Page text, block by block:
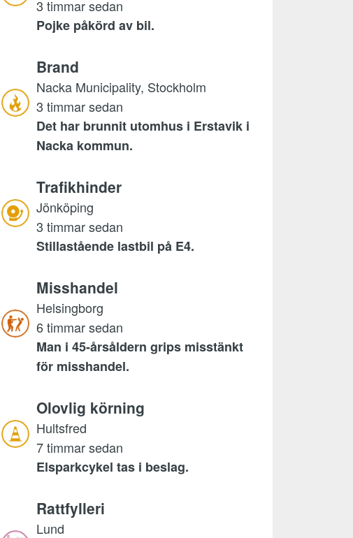
3 timmar sedan
Pojke påkörd av bil.
Brand
Nacka Municipality, Stockholm
3 timmar sedan
Det har brunnit utomhus i Erstavik i
Nacka kommun.
Trafikhinder
Jönköping
3 timmar sedan
Stillastående lastbil på E4.
Misshandel
Helsingborg
6 timmar sedan
Man i 45-årsåldern grips misstänkt
för misshandel.
Olovlig körning
Hultsfred
7 timmar sedan
Elsparkcykel tas i beslag.
Rattfylleri
Lund